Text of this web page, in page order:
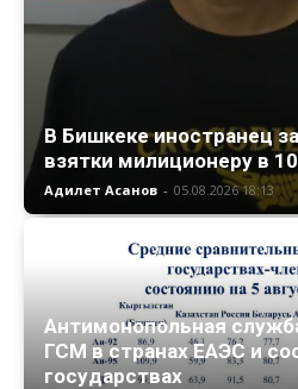
В Бишкеке иностранец
взятки милиционеру в
Адилет Асанов - 05.08.2026 18:13
Антимонопольная
ГСМ в странах ЕАЭС и
государствах